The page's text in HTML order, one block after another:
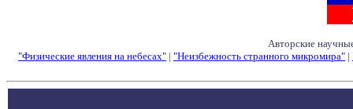
Авторские
"Физические явления на небесах" | "Неизбежность странного микромира" |